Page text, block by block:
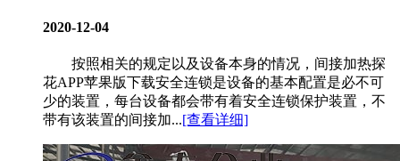
2020-12-04
按照相关的规定以及设备本身的情况，间接加热探
花APP苹果版下载安全连锁是设备的基本配置是必不可
少的装置，每台设备都会带有着安全连锁保护装置，不
带有该装置的间接加...[查看详细]